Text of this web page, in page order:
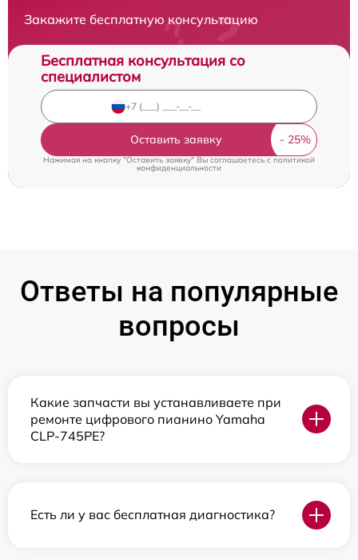
Закажите бесплатную консультацию
Бесплатная консультация со
специалистом
Оставить заявку
Нажимая на кнопку "Оставить заявку" Вы соглашаетесь cполитикой
конфиденциальности
Ответы на популярные
вопросы
Какие запчасти вы устанавливаете при
ремонте цифрового пианино Yamaha
CLP-745PE?
Есть ли у вас бесплатная диагностика?